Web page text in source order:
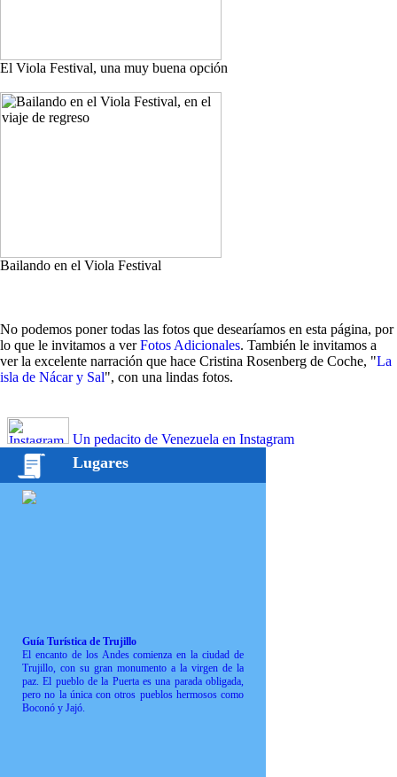
El Viola Festival, una muy buena opción
Bailando en el Viola Festival
No podemos poner todas las fotos que desearíamos en esta página, por
lo que le invitamos a verFotos Adicionales. También le invitamos a
ver la excelente narración que hace Cristina Rosenberg de Coche, "La
isla de Nácar y Sal", con una lindas fotos.
Un pedacito de Venezuela en Instagram
Lugares
Guía Turística de Trujillo
El encanto de los Andes comienza en la ciudad de
Trujillo, con su gran monumento a la virgen de la
paz. El pueblo de la Puerta es una parada obligada,
pero no la única con otros pueblos hermosos como
Boconó y Jajó.